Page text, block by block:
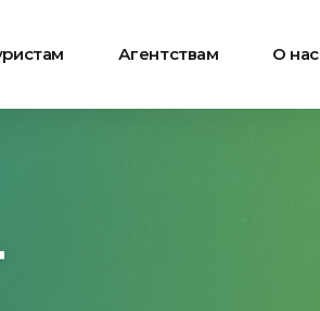
Агентствам О нас